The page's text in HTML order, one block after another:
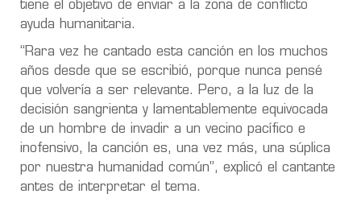
tiene el objetivo de enviar a la zona de conflicto
ayuda humanitaria.
“Rara vez he cantado esta canción en los muchos
años desde que se escribió, porque nunca pensé
que volvería a ser relevante. Pero, a la luz de la
decisión sangrienta y lamentablemente equivocada
de un hombre de invadir a un vecino pacífico e
inofensivo, la canción es, una vez más, una súplica
por nuestra humanidad común”, explicó el cantante
antes de interpretar el tema.